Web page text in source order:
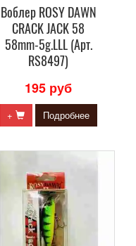
Воблер ROSY DAWN
CRACK JACK 58
58mm-5g.LLL (Арт.
RS8497)
195 руб
+ Подробнее